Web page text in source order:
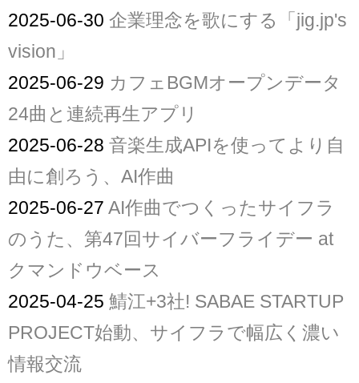
2025-06-30 企業理念を歌にする「jig.jp's
vision」
2025-06-29 カフェBGMオープンデータ
24曲と連続再生アプリ
2025-06-28 音楽生成APIを使ってより自
由に創ろう、AI作曲
2025-06-27 AI作曲でつくったサイフラ
のうた、第47回サイバーフライデー at
クマンドウベース
2025-04-25 鯖江+3社! SABAE STARTUP
PROJECT始動、サイフラで幅広く濃い
情報交流